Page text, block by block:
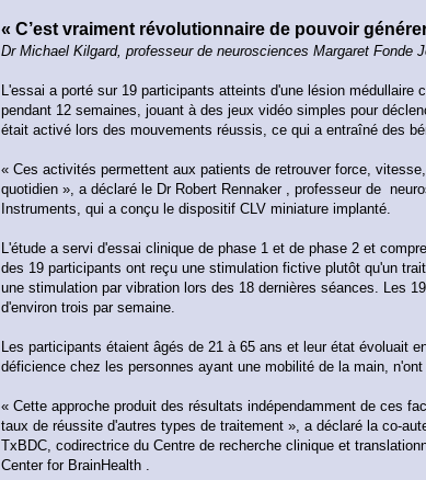
« C’est vraiment révolutionnaire de pouvoir
Dr Michael Kilgard, professeur de neurosciences Margaret
L'essai a porté sur 19 participants atteints d'une lésion
pendant 12 semaines, jouant à des jeux vidéo simples pour
était activé lors des mouvements réussis, ce qui a entraîné des
« Ces activités permettent aux patients de retrouver force,
quotidien », a déclaré le Dr Robert Rennaker , professeur de
Instruments, qui a conçu le dispositif CLV miniature implanté.
L'étude a servi d'essai clinique de phase 1 et de phase 2 et
des 19 participants ont reçu une stimulation fictive plutôt qu'un
une stimulation par vibration lors des 18 dernières séances. Les
d'environ trois par semaine.
Les participants étaient âgés de 21 à 65 ans et leur état évoluait
déficience chez les personnes ayant une mobilité de la main,
« Cette approche produit des résultats indépendamment de ces
taux de réussite d'autres types de traitement », a déclaré la co-
TxBDC, codirectrice du Centre de recherche clinique et
Center for BrainHealth .